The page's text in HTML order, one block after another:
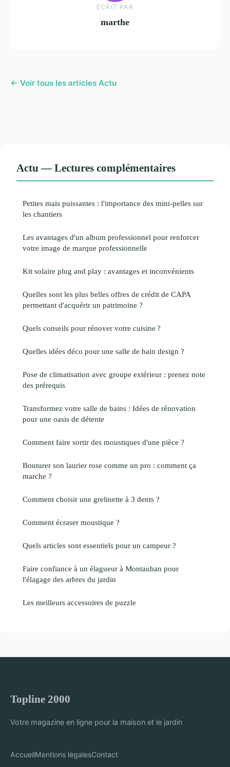
ECRIT PAR
marthe
← Voir tous les articles Actu
Actu — Lectures complémentaires
Petites mais puissantes : l'importance des mini-pelles sur
les chantiers
Les avantages d'un album professionnel pour renforcer
votre image de marque professionnelle
Kit solaire plug and play : avantages et inconvénients
Quelles sont les plus belles offres de crédit de CAPA
permettant d'acquérir un patrimoine ?
Quels conseils pour rénover votre cuisine ?
Quelles idées déco pour une salle de bain design ?
Pose de climatisation avec groupe extérieur : prenez note
des prérequis
Transformez votre salle de bains : Idées de rénovation
pour une oasis de détente
Comment faire sortir des moustiques d'une pièce ?
Bouturer son laurier rose comme un pro : comment ça
marche ?
Comment choisir une grelinette à 3 dents ?
Comment écraser moustique ?
Quels articles sont essentiels pour un campeur ?
Faire confiance à un élagueur à Montauban pour
l'élagage des arbres du jardin
Les meilleurs accessoires de puzzle
Topline 2000
Votre magazine en ligne pour la maison et le jardin
AccueilMentions légalesContact